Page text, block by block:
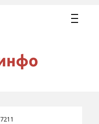
7211